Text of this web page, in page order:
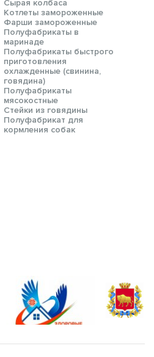
Сырая колбаса
Котлеты замороженные
Фарши замороженные
Полуфабрикаты в
маринаде
Полуфабрикаты быстрого
приготовления
охлажденные (свинина,
говядина)
Полуфабрикаты
мясокостные
Стейки из говядины
Полуфабрикат для
кормления собак